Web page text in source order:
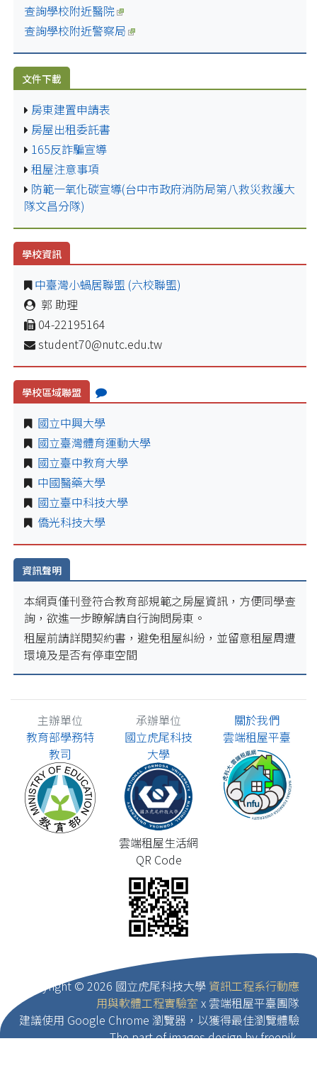
查詢學校附近醫院
查詢學校附近警察局
文件下載
房東建置申請表
房屋出租委託書
165反詐騙宣導
租屋注意事項
防範一氧化碳宣導(台中市政府消防局第八救災救護大
隊文昌分隊)
學校資訊
中臺灣小蝸居聯盟 (六校聯盟)
郭 助理
04-22195164
student70@nutc.edu.tw
學校區域聯盟
國立中興大學
國立臺灣體育運動大學
國立臺中教育大學
中國醫藥大學
國立臺中科技大學
僑光科技大學
資訊聲明
本網頁僅刊登符合教育部規範之房屋資訊，方便同學查
詢，欲進一步瞭解請自行詢問房東。
租屋前請詳閱契約書，避免租屋糾紛，並留意租屋周遭
環境及是否有停車空間
主辦單位
教育部學務特
教司
承辦單位
國立虎尾科技
大學
關於我們
雲端租屋平臺
雲端租屋生活網
QR Code
Copyright © 2026 國立虎尾科技大學 資訊工程系行動應
用與軟體工程實驗室 x 雲端租屋平臺團隊
建議使用 Google Chrome 瀏覽器，以獲得最佳瀏覽體驗
The part of images design by freepik.